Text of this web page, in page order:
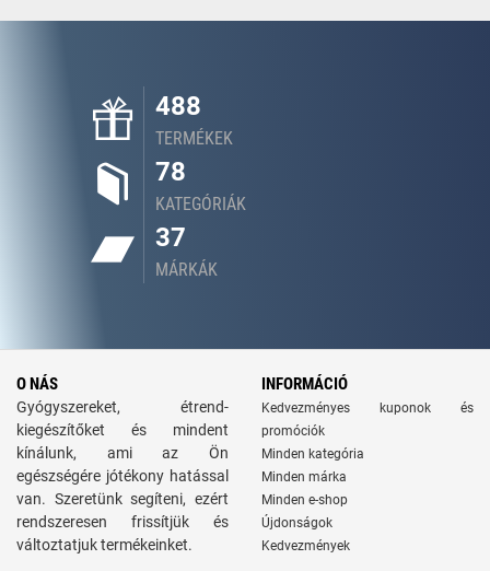
488
TERMÉKEK
78
KATEGÓRIÁK
37
MÁRKÁK
O NÁS
Gyógyszereket, étrend-
kiegészítőket és mindent
kínálunk, ami az Ön
egészségére jótékony hatással
van. Szeretünk segíteni, ezért
rendszeresen frissítjük és
változtatjuk termékeinket.
INFORMÁCIÓ
Kedvezményes kuponok és
promóciók
Minden kategória
Minden márka
Minden e-shop
Újdonságok
Kedvezmények